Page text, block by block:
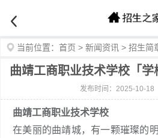
当前位置： 首页 > 新闻资讯 > 招生简
曲靖工商职业技术学校「学
发布时间：2025-10-18
曲靖工商职业技术学校
在美丽的曲靖城，有一颗璀璨的